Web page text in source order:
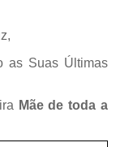
as Suas Últimas
Mãe de toda a